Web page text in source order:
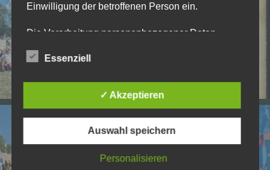
Einwilligung der betroffenen Person ein.
Die Verarbeitung personenbezogener Daten,
Adresse oder Telefonnummer einer betroffenen
Datenschutz-Grundverordnung und in
Übereinstimmung mit den für uns geltenden
Mittels dieser Datenschutzerklärung möchte unser
Unternehmen die Öffentlichkeit über Art, Umfang
verarbeiteten personenbezogenen Daten
Essenziell
✓ Akzeptieren
Auswahl speichern
Personalisieren